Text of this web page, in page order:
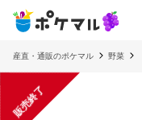
産直・通販のポケマル 野菜
販売終了